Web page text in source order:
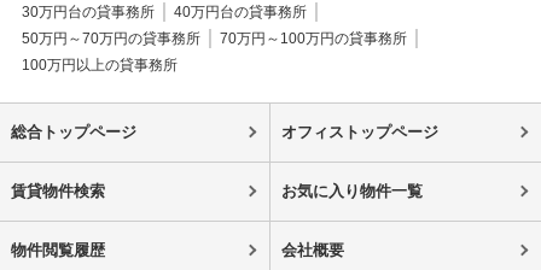
30万円台の貸事務所
40万円台の貸事務所
50万円～70万円の貸事務所
70万円～100万円の貸事務所
100万円以上の貸事務所
総合トップページ オフィストップページ
賃貸物件検索 お気に入り物件一覧
物件閲覧履歴 会社概要